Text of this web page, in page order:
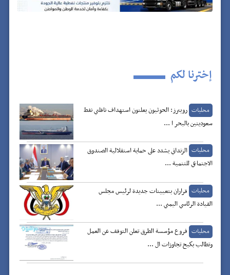
إخترنا لكم
محليات رويترز: الحوثيون يعلنون استهداف ناقلتي نفط
سعوديتين بالبحر ا ...
محليات الزنداني يشدد على حماية استقلالية الصندوق
الاجتماعي للتنمية ...
محليات قراران بتعيينات جديدة لرئيس مجلس
القيادة الرئاسي اليمني ...
محليات فروع مؤسسة الطرق تعلن التوقف عن العمل
وتطالب بكبح تجاوزات ال ...